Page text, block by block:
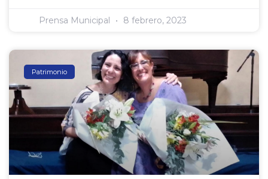
Prensa Municipal 8 febrero, 2023
Patrimonio